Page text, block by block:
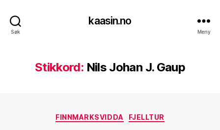
Søk
kaasin.no
Meny
Stikkord: Nils Johan J. Gaup
Kategorier
FINNMARKSVIDDA FJELLTUR